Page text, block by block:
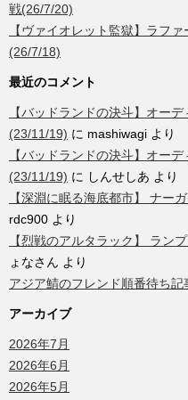
戦(26/7/20)
【ヴァイオレット監獄】ラフ
(26/7/18)
最近のコメント
【バッドランドの決斗】オー
(23/11/19) に mashiwagi より
【バッドランドの決斗】オー
(23/11/19) に しんせしあ より
【深淵に眠る海底都市】 ナー
rdc900 より
【烈戦のアルタラック】 ラン
ょなさん より
アジア鯖のフレンド順番待ち記
アーカイブ
2026年7月
2026年6月
2026年5月